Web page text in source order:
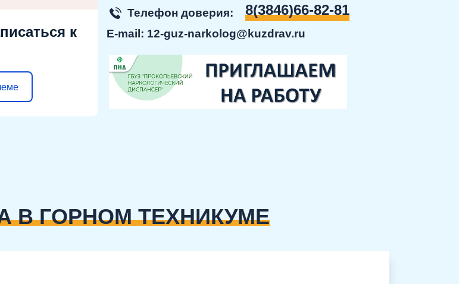
к
Телефон доверия: 8(3846)66-82-81
E-mail: 12-guz-narkolog@kuzdrav.ru
В ГОРНОМ ТЕХНИКУМЕ